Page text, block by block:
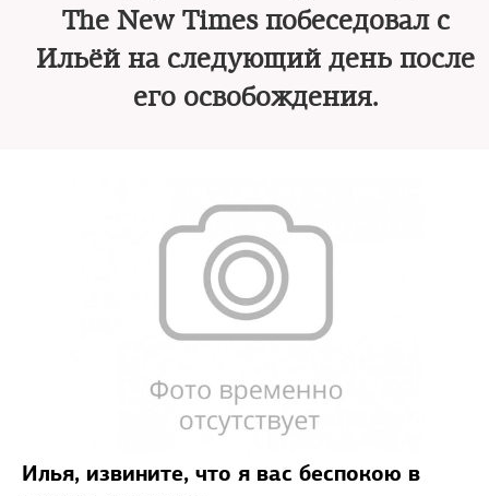
The New Times побеседовал с
Ильёй на следующий день после
его освобождения.
Илья, извините, что я вас беспокою в